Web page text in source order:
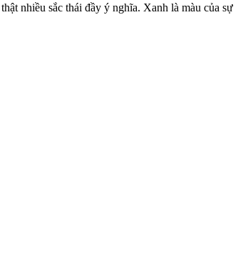
nhiều sắc thái đầy ý nghĩa. Xanh là màu của sự